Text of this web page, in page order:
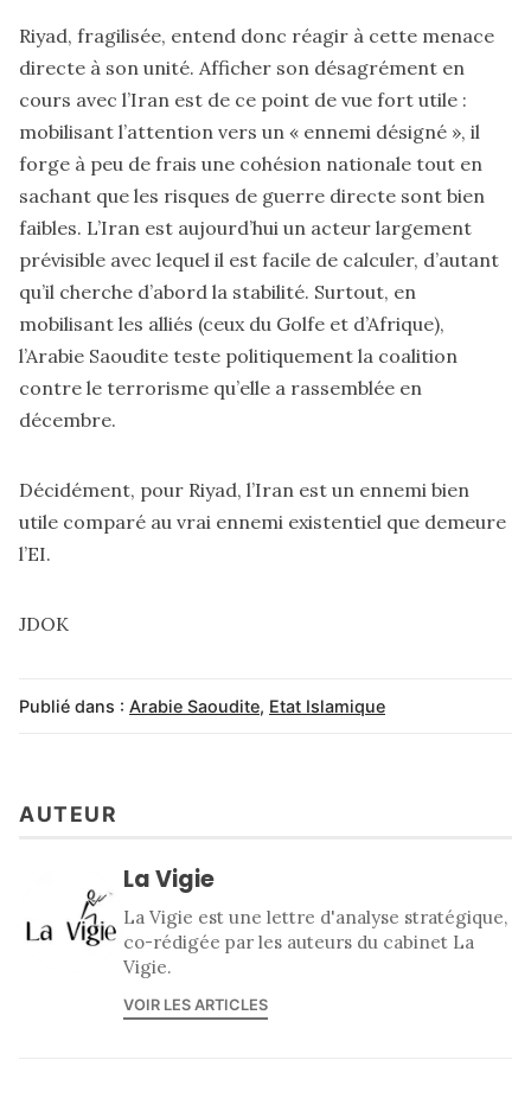
Riyad, fragilisée, entend donc réagir à cette menace
directe à son unité. Afficher son désagrément en
cours avec l’Iran est de ce point de vue fort utile :
mobilisant l’attention vers un « ennemi désigné », il
forge à peu de frais une cohésion nationale tout en
sachant que les risques de guerre directe sont bien
faibles. L’Iran est aujourd’hui un acteur largement
prévisible avec lequel il est facile de calculer, d’autant
qu’il cherche d’abord la stabilité. Surtout, en
mobilisant les alliés (ceux du Golfe et d’Afrique),
l’Arabie Saoudite teste politiquement la coalition
contre le terrorisme qu’elle a rassemblée en
décembre.
Décidément, pour Riyad, l’Iran est un ennemi bien
utile comparé au vrai ennemi existentiel que demeure
l’EI.
JDOK
Publié dans : Arabie Saoudite, Etat Islamique
AUTEUR
La Vigie
La Vigie est une lettre d'analyse stratégique,
co-rédigée par les auteurs du cabinet La
Vigie.
VOIR LES ARTICLES